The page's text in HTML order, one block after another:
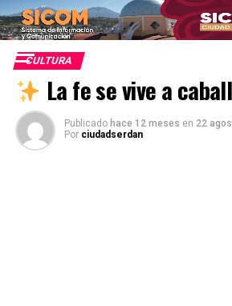
CULTURA
La fe se vive a
Publicado hace 12 meses en 22
Por ciudadserdan